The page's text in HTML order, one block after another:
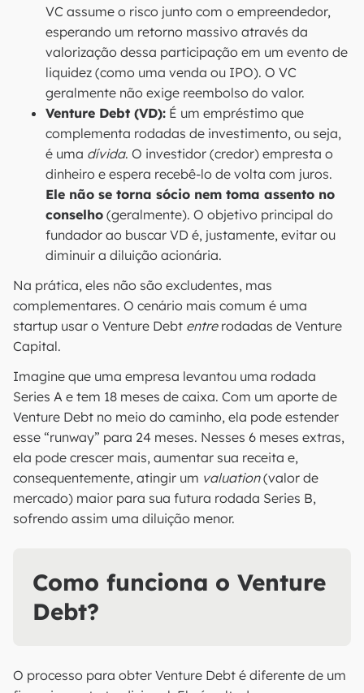
VC assume o risco junto com o empreendedor,
esperando um retorno massivo através da
valorização dessa participação em um evento de
liquidez (como uma venda ou IPO). O VC
geralmente não exige reembolso do valor.
Venture Debt (VD): É um empréstimo que
complementa rodadas de investimento, ou seja,
é uma dívida. O investidor (credor) empresta o
dinheiro e espera recebê-lo de volta com juros.
Ele não se torna sócio nem toma assento no
conselho (geralmente). O objetivo principal do
fundador ao buscar VD é, justamente, evitar ou
diminuir a diluição acionária.
Na prática, eles não são excludentes, mas
complementares. O cenário mais comum é uma
startup usar o Venture Debt entrerodadas de Venture
Capital.
Imagine que uma empresa levantou uma rodada
Series A e tem 18 meses de caixa. Com um aporte de
Venture Debt no meio do caminho, ela pode estender
esse “runway” para 24 meses. Nesses 6 meses extras,
ela pode crescer mais, aumentar sua receita e,
consequentemente, atingir um valuation(valor de
mercado) maior para sua futura rodada Series B,
sofrendo assim uma diluição menor.
Como funciona o Venture
Debt?
O processo para obter Venture Debt é diferente de um